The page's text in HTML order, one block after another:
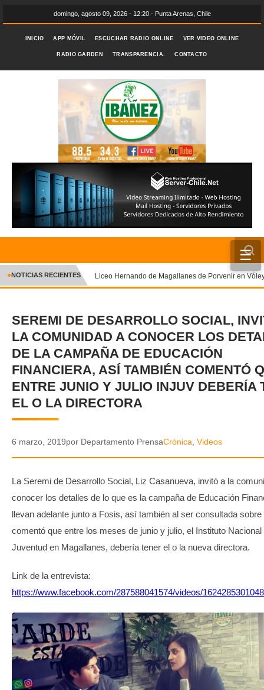
domingo, agosto 09, 2026 - 12:20 - Punta Arenas, Chile
INICIO APP MÓVIL ESCUCHAR RADIO ONLINE VER VIDEO ONLINE
RADIO GARDEN TRANSPARENCIA. CONTACTO
☰
INICIO
CRÓNICA
DEPORTES
ENTRETENIMIENTO Y CULTURA
POLICIAL
POLÍTICA
VIDEOS
GALERIA DE FOTOS
APP MÓVIL
TRANSPARENCIA
✕
NOTICIAS RECIENTES Liceo Hernando de Magallanes de Porvenir en
SEREMI DE DESARROLLO SOCIAL,
LA COMUNIDAD A CONOCER LOS
DE LA CAMPAÑA DE EDUCACIÓN
FINANCIERA, ASÍ TAMBIÉN COMENTÓ
ENTRE JUNIO Y JULIO INJUV DEBERÍA
EL O LA DIRECTORA
6 marzo, 2019por Departamento PrensaCrónica, Videos
La Seremi de Desarrollo Social, Liz Casanueva, invitó a la
conocer los detalles de lo que es la campaña de Educación
llevan adelante junto a Fosis, así también al ser consultada
comentó que entre los meses de junio y julio, el Instituto Nacional
Juventud en Magallanes, debería tener el o la nueva directora.
Link de la entrevista:
https://www.facebook.com/287588041574/videos/